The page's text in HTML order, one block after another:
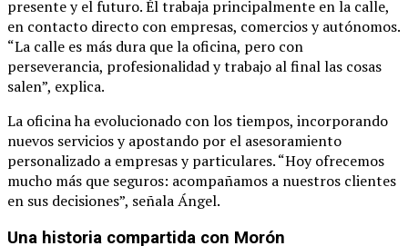
presente y el futuro. Él trabaja principalmente en la calle,
en contacto directo con empresas, comercios y autónomos.
“La calle es más dura que la oficina, pero con
perseverancia, profesionalidad y trabajo al final las cosas
salen”, explica.
La oficina ha evolucionado con los tiempos, incorporando
nuevos servicios y apostando por el asesoramiento
personalizado a empresas y particulares. “Hoy ofrecemos
mucho más que seguros: acompañamos a nuestros clientes
en sus decisiones”, señala Ángel.
Una historia compartida con Morón